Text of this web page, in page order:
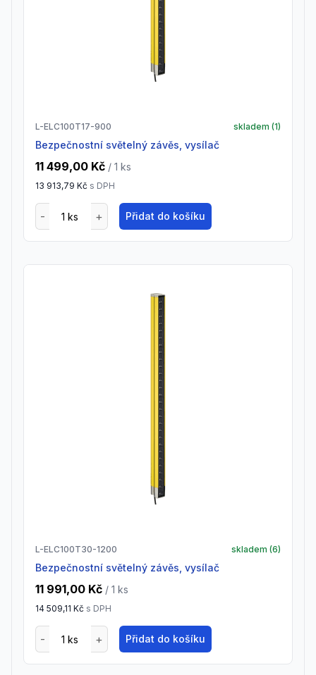
L-ELC100T17-900 skladem (1)
Bezpečnostní světelný závěs, vysílač
11 499,00 Kč / 1 ks
13 913,79 Kč s DPH
Přidat do košíku
L-ELC100T30-1200 skladem (6)
Bezpečnostní světelný závěs, vysílač
11 991,00 Kč / 1 ks
14 509,11 Kč s DPH
Přidat do košíku